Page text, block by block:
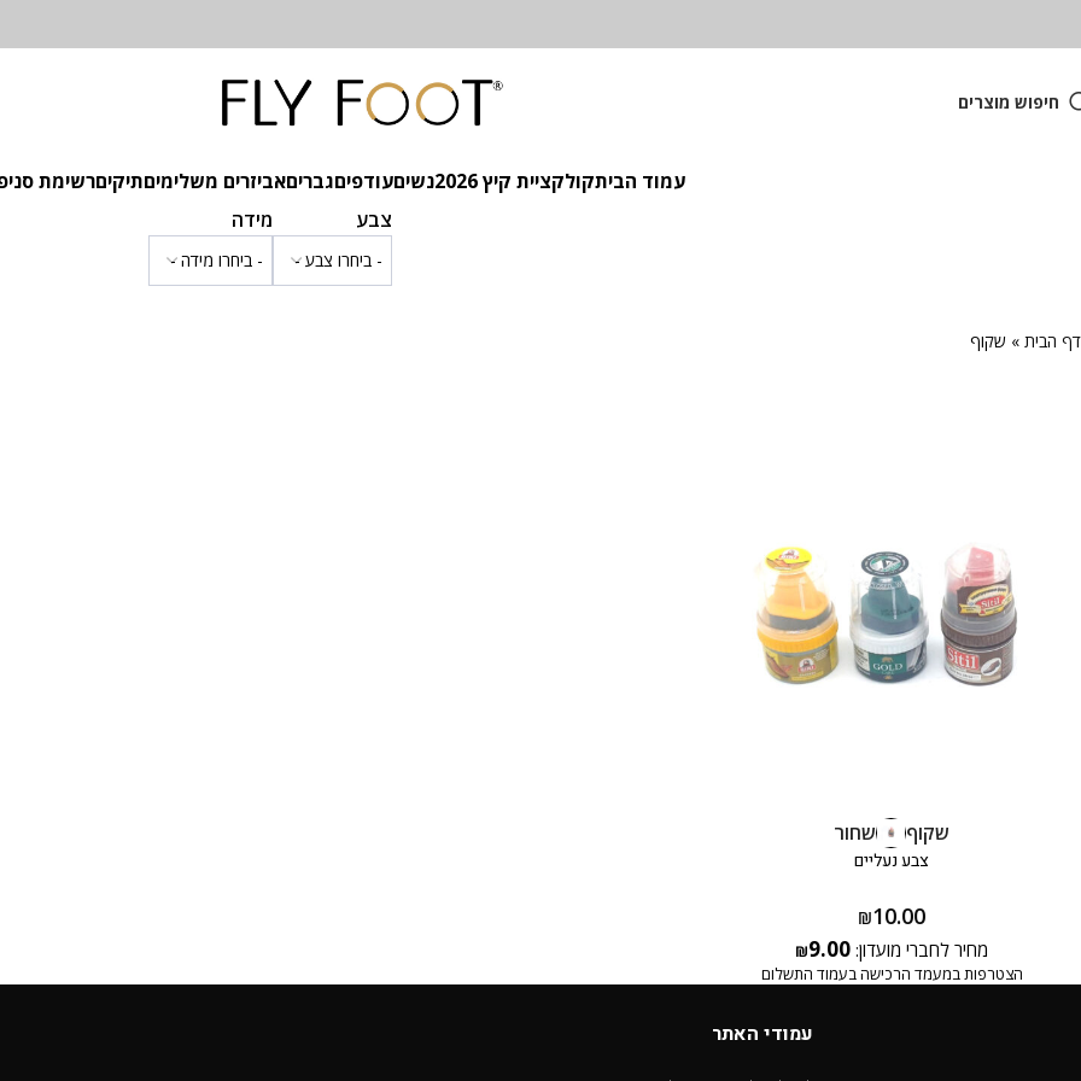
חיפוש מוצרים
עמוד הביתקולקציית קיץ 2026 נשיםעודפיםגבריםאביזרים משלימיםתיקיםרשימת
צבע
מידה
דף הבית » שקוף
שקוף שחור
צבע נעליים
₪10.00
מחיר לחברי מועדון: ₪9.00
הצטרפות במעמד הרכישה בעמוד התשלום
עמודי האתר